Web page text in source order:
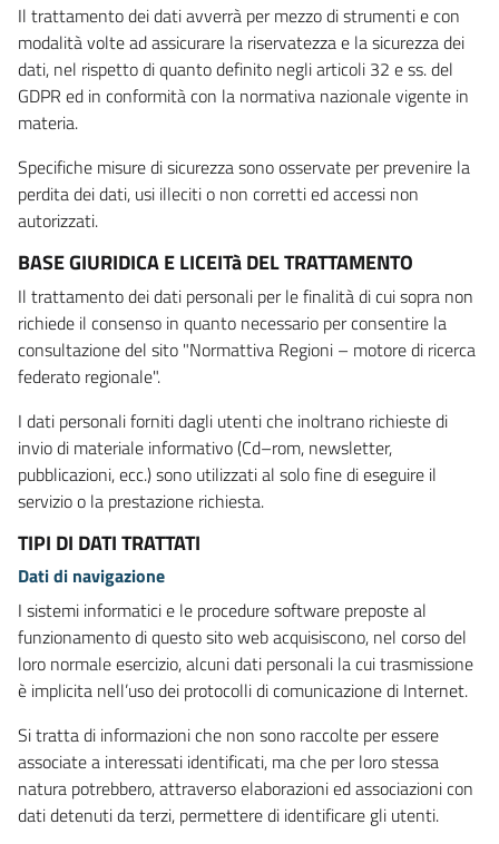
Il trattamento dei dati avverrà per mezzo di strumenti e con
modalità volte ad assicurare la riservatezza e la sicurezza dei
dati, nel rispetto di quanto definito negli articoli 32 e ss. del
GDPR ed in conformità con la normativa nazionale vigente in
materia.
Specifiche misure di sicurezza sono osservate per prevenire la
perdita dei dati, usi illeciti o non corretti ed accessi non
autorizzati.
BASE GIURIDICA E LICEITà DEL TRATTAMENTO
Il trattamento dei dati personali per le finalità di cui sopra non
richiede il consenso in quanto necessario per consentire la
consultazione del sito "Normattiva Regioni – motore di ricerca
federato regionale".
I dati personali forniti dagli utenti che inoltrano richieste di
invio di materiale informativo (Cd–rom, newsletter,
pubblicazioni, ecc.) sono utilizzati al solo fine di eseguire il
servizio o la prestazione richiesta.
TIPI DI DATI TRATTATI
Dati di navigazione
I sistemi informatici e le procedure software preposte al
funzionamento di questo sito web acquisiscono, nel corso del
loro normale esercizio, alcuni dati personali la cui trasmissione
è implicita nell’uso dei protocolli di comunicazione di Internet.
Si tratta di informazioni che non sono raccolte per essere
associate a interessati identificati, ma che per loro stessa
natura potrebbero, attraverso elaborazioni ed associazioni con
dati detenuti da terzi, permettere di identificare gli utenti.